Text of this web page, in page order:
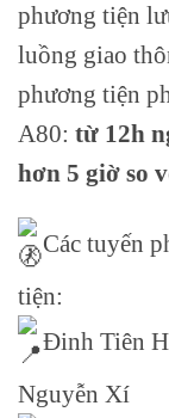
phương tiện
luồng giao
phương tiện
A80: từ 12h
hơn 5 giờ so
Các tuyến
tiện:
Đinh Tiên
Nguyễn Xí